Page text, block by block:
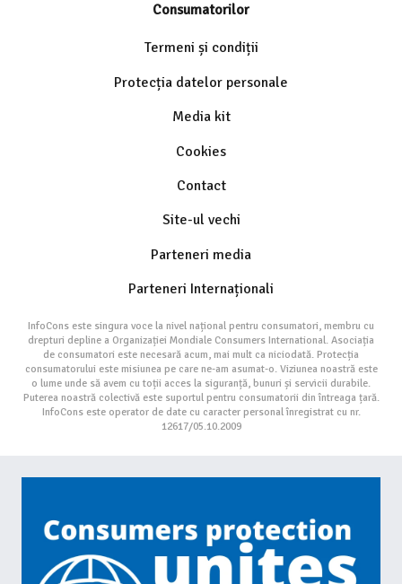
Consumatorilor
Termeni și condiții
Protecția datelor personale
Media kit
Cookies
Contact
Site-ul vechi
Parteneri media
Parteneri Internaționali
InfoCons este singura voce la nivel național pentru consumatori, membru cu
drepturi depline a Organizației Mondiale Consumers International. Asociația
de consumatori este necesară acum, mai mult ca niciodată. Protecția
consumatorului este misiunea pe care ne-am asumat-o. Viziunea noastră este
o lume unde să avem cu toții acces la siguranță, bunuri și servicii durabile.
Puterea noastră colectivă este suportul pentru consumatorii din întreaga țară.
InfoCons este operator de date cu caracter personal înregistrat cu nr.
12617/05.10.2009